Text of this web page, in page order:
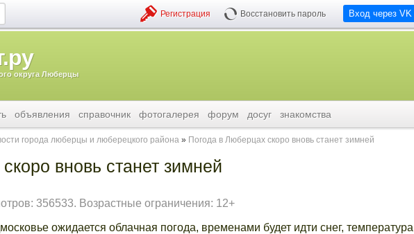
Вход через VK
Регистрация Восстановить пароль
округа Люберцы
объявления справочник фотогалерея форум досуг знакомства
города люберцы и люберецкого района Погода в Люберцах скоро вновь станет зимней
вновь станет зимней
356533. Возрастные ограничения: 12+
ожидается облачная погода, временами будет идти снег, температура